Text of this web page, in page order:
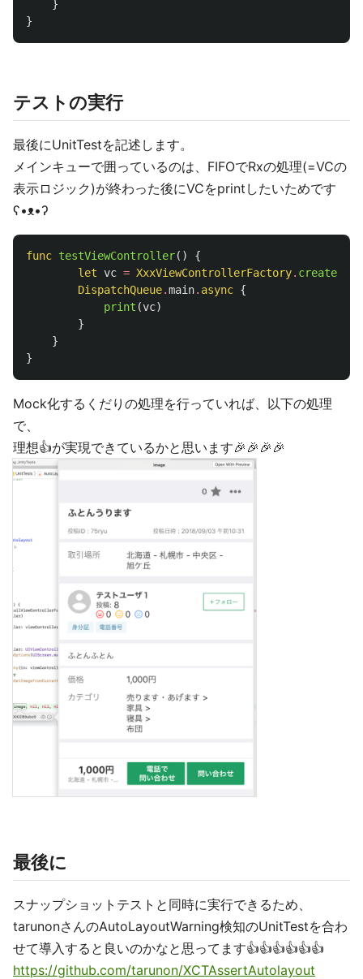
}
}
テストの実行
最後にUnitTestを記述します。
メインキューで囲っているのは、FIFOでRxの処理(=VCの
表示ロジック)が終わった後にVCをprintしたいためです
ʕ•ᴥ•ʔ
func testViewController()
{
let vc = XxxViewControllerFactory. create
DispatchQueue.main. async {
print (vc)
}
}
}
Mock化するくだりの処理を行っていれば、以下の処理
で、
理想👍が実現できているかと思います🎉🎉🎉🎉
最後に
スナップショットテストと同時に実行できるため、
tarunonさんのAutoLayoutWarning検知のUnitTestを合わ
せて導入すると良いのかなと思ってます👍👍👍👍👍👍
https://github.com/tarunon/XCTAssertAutolayout